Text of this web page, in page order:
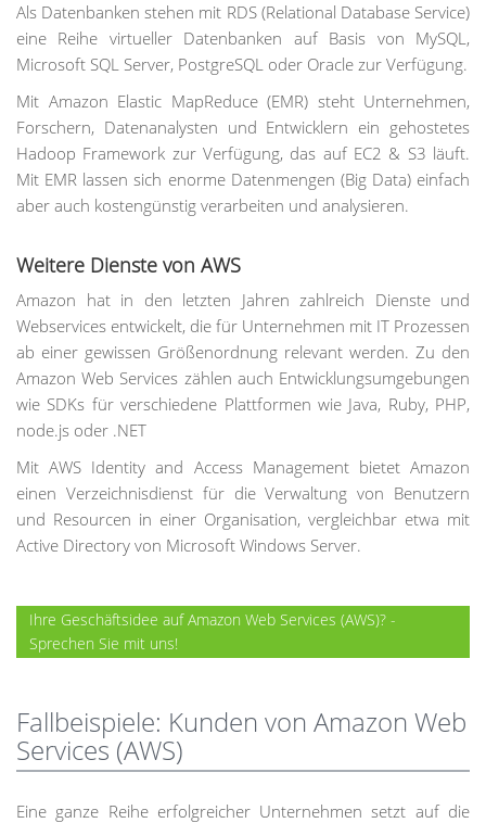
Als Datenbanken stehen mit RDS (Relational Database Service)
eine Reihe virtueller Datenbanken auf Basis von MySQL,
Microsoft SQL Server, PostgreSQL oder Oracle zur Verfügung.
Mit Amazon Elastic MapReduce (EMR) steht Unternehmen,
Forschern, Datenanalysten und Entwicklern ein gehostetes
Hadoop Framework zur Verfügung, das auf EC2 & S3 läuft.
Mit EMR lassen sich enorme Datenmengen (Big Data) einfach
aber auch kostengünstig verarbeiten und analysieren.
Weitere Dienste von AWS
Amazon hat in den letzten Jahren zahlreich Dienste und
Webservices entwickelt, die für Unternehmen mit IT Prozessen
ab einer gewissen Größenordnung relevant werden. Zu den
Amazon Web Services zählen auch Entwicklungsumgebungen
wie SDKs für verschiedene Plattformen wie Java, Ruby, PHP,
node.js oder .NET
Mit AWS Identity and Access Management bietet Amazon
einen Verzeichnisdienst für die Verwaltung von Benutzern
und Resourcen in einer Organisation, vergleichbar etwa mit
Active Directory von Microsoft Windows Server.
Ihre Geschäftsidee auf Amazon Web Services (AWS)? -
Sprechen Sie mit uns!
Fallbeispiele: Kunden von Amazon Web
Services (AWS)
Eine ganze Reihe erfolgreicher Unternehmen setzt auf die